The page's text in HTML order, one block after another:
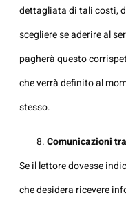
dettagliata di tali costi,
scegliere se aderire al
pagherà questo
che verrà definito al
stesso.
Comunicazioni
Se il lettore dovesse
che desidera ricevere